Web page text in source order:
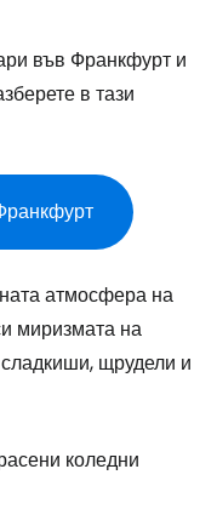
във Франкфурт и
в тази
атмосфера на
миризмата на
щрудели и
коледни